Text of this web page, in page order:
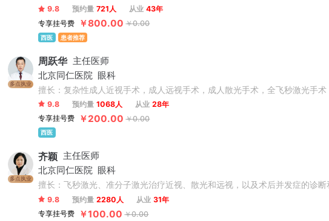
9.8 预约量 721人 从业 43年
专享挂号费
￥800.00 ￥0.00
西医 患者推荐
多点执业
周跃华 主任医师
北京同仁医院
眼科
擅长：复杂性成人近视手术，成人远视手术，成人散光手术，全飞秒激光手
9.8 预约量 1068人 从业 28年
专享挂号费
￥200.00 ￥0.00
西医
多点执业
齐颖 主任医师
北京同仁医院
眼科
擅长：飞秒激光、准分子激光治疗近视、散光和远视，以及术后并发症的诊断
9.8 预约量 2280人 从业 31年
专享挂号费
￥100.00 ￥0.00